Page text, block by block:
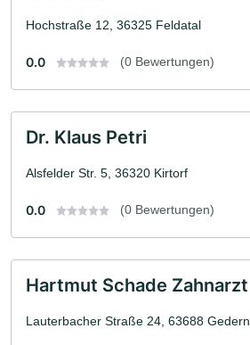
Hochstraße 12, 36325 Feldatal
0.0 (0 Bewertungen)
Dr. Klaus Petri
Alsfelder Str. 5, 36320 Kirtorf
0.0 (0 Bewertungen)
Hartmut Schade Zahnarzt
Lauterbacher Straße 24, 63688 Gedern